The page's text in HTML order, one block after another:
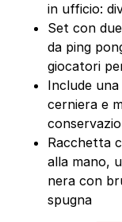
in ufficio:
Set con
da ping
giocatori
Include
cerniera e
Racchetta
alla mano,
nera con
spugna